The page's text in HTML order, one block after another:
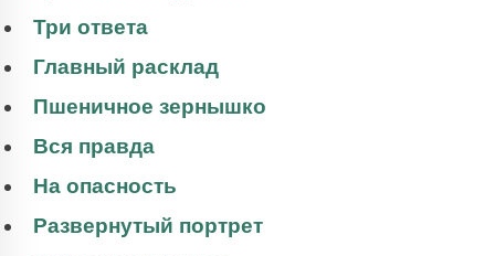
Три ответа
Главный расклад
Пшеничное зернышко
Вся правда
На опасность
Развернутый портрет